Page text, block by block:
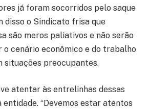
já foram socorridos pelo saque
disso o Sindicato frisa que
são meros paliativos e não serão
o cenário econômico e do trabalho
situações preocupantes.
atentar às entrelinhas dessas
entidade. “Devemos estar atentos